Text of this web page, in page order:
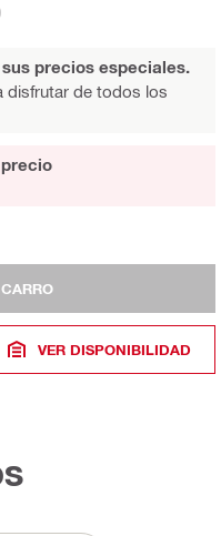
precios especiales.
disfrutar de todos los
VER DISPONIBILIDAD